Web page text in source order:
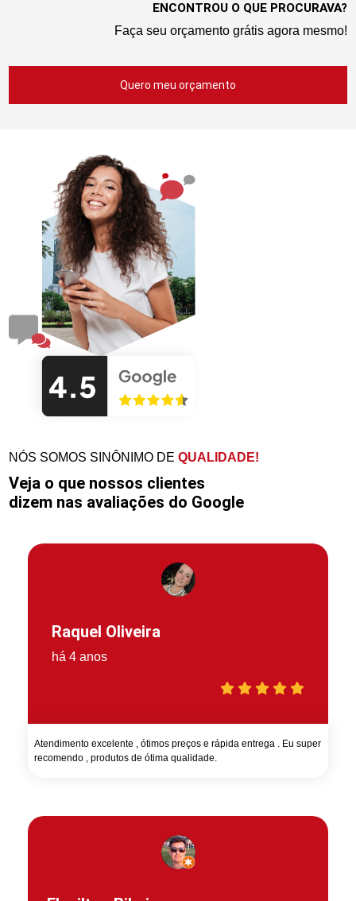
ENCONTROU O QUE PROCURAVA?
Faça seu orçamento grátis agora mesmo!
Quero meu orçamento
NÓS SOMOS SINÔNIMO DEQUALIDADE!
Veja o que nossos clientes
dizem nas avaliações do Google
Raquel Oliveira
há 4 anos
Atendimento excelente , ótimos preços e rápida entrega . Eu super
recomendo , produtos de ótima qualidade.